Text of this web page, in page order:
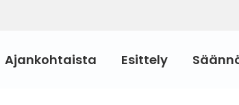
Ajankohtaista Esittely